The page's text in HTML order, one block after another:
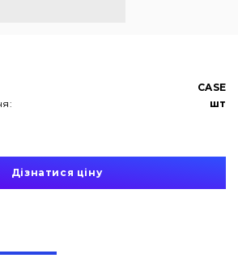
CASE
шт
Дізнатися ціну